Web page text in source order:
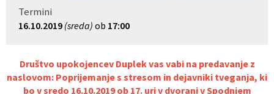
Termini
16.10.2019 (sreda) ob 17:00
Društvo upokojencev Duplek vas vabi na predavanje z
naslovom: Poprijemanje s stresom in dejavniki tveganja, ki
bo v sredo 16.10.2019 ob 17. uri v dvorani v Spodnjem